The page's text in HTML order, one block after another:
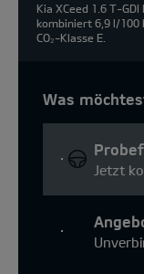
Kia XCeed 1.6 T-
kombiniert 6,9 l/100
CO₂-Klasse E.
Was
Jetzt